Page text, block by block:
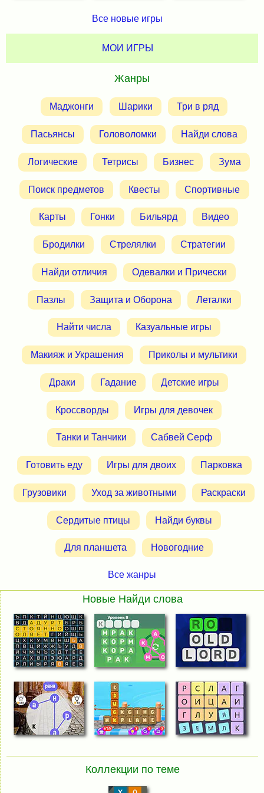
Все новые игры
МОИ ИГРЫ
Жанры
Маджонги Шарики Три в ряд
Пасьянсы Головоломки Найди слова
Логические Тетрисы Бизнес Зума
Поиск предметов Квесты Спортивные
Карты Гонки Бильярд Видео
Бродилки Стрелялки Стратегии
Найди отличия Одевалки и Прически
Пазлы Защита и Оборона Леталки
Найти числа Казуальные игры
Макияж и Украшения Приколы и мультики
Драки Гадание Детские игры
Кроссворды Игры для девочек
Танки и Танчики Сабвей Серф
Готовить еду Игры для двоих Парковка
Грузовики Уход за животными Раскраски
Сердитые птицы Найди буквы
Для планшета Новогодние
Все жанры
Новые Найди слова
Коллекции по теме